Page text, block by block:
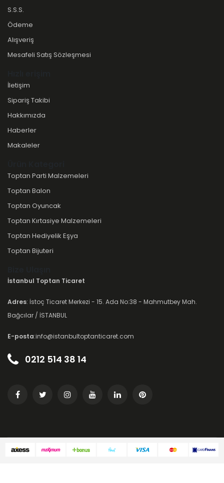
S.S.S.
Ödeme
Alışveriş
Mesafeli Satış Sözleşmesi
İletişim
Sipariş Takibi
Hakkımızda
Haberler
Makaleler
Toptan Parti Malzemeleri
Toptan Balon
Toptan Oyuncak
Toptan Kırtasiye Malzemeleri
Toptan Hediyelik Eşya
Toptan Bijuteri
İstanbul Toptan Ticaret
Adres: İstoç Ticaret Merkezi - 15. Ada No:38 - Mahmutbey Mah.
Bağcılar / İSTANBUL
E-posta:info@istanbultoptanticaret.com
0212 514 38 14